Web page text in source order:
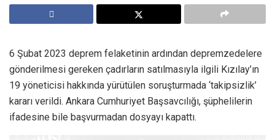
6 Şubat 2023 deprem felaketinin ardından depremzedelere
gönderilmesi gereken çadırların satılmasıyla ilgili Kızılay’ın
19 yöneticisi hakkında yürütülen soruşturmada ‘takipsizlik’
kararı verildi. Ankara Cumhuriyet Başsavcılığı, şüphelilerin
ifadesine bile başvurmadan dosyayı kapattı.